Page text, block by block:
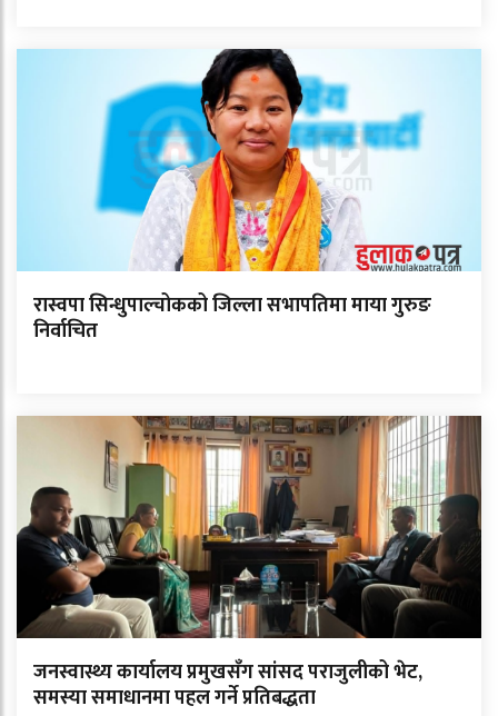
रास्वपा सिन्धुपाल्चोकको जिल्ला सभापतिमा माया गुरुङ
निर्वाचित
जनस्वास्थ्य कार्यालय प्रमुखसँग सांसद पराजुलीको भेट,
समस्या समाधानमा पहल गर्ने प्रतिबद्धता